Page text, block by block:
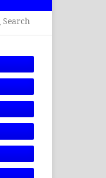
Search